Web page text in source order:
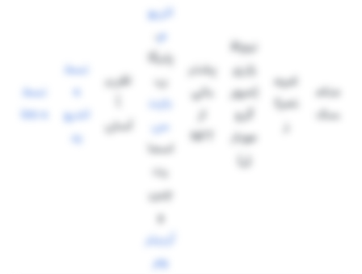
متام
سک
غیرم
تمرک
نرم‌اف
زاری
(مرور
گر و
موبای
ل)
پشتی
بانی
از
NFT
اتریو
م،
پلیگا
ن،
باینن
س
اسما
رت
چین
و
آربیتر
وم
تقریب
آسان
نسخ
ه
اندرو
ید
نسخ
ه ios